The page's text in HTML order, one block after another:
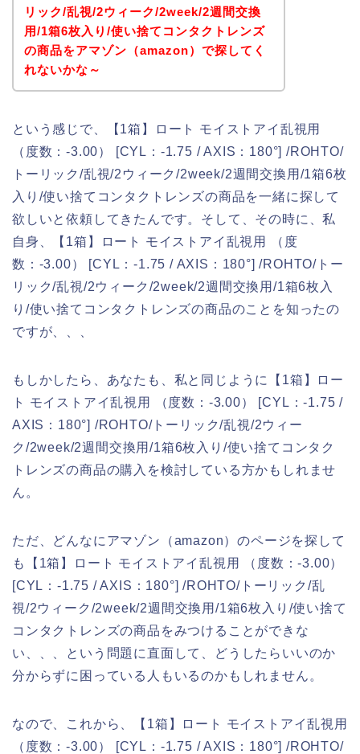
リック/乱視/2ウィーク/2week/2週間交換
用/1箱6枚入り/使い捨てコンタクトレンズ
の商品をアマゾン（amazon）で探してく
れないかな～
という感じで、【1箱】ロート モイストアイ乱視用
（度数：-3.00） [CYL：-1.75 / AXIS：180°] /ROHTO/
トーリック/乱視/2ウィーク/2week/2週間交換用/1箱6枚
入り/使い捨てコンタクトレンズの商品を一緒に探して
欲しいと依頼してきたんです。そして、その時に、私
自身、【1箱】ロート モイストアイ乱視用 （度
数：-3.00） [CYL：-1.75 / AXIS：180°] /ROHTO/トー
リック/乱視/2ウィーク/2week/2週間交換用/1箱6枚入
り/使い捨てコンタクトレンズの商品のことを知ったの
ですが、、、
もしかしたら、あなたも、私と同じように【1箱】ロー
ト モイストアイ乱視用 （度数：-3.00） [CYL：-1.75 /
AXIS：180°] /ROHTO/トーリック/乱視/2ウィー
ク/2week/2週間交換用/1箱6枚入り/使い捨てコンタク
トレンズの商品の購入を検討している方かもしれませ
ん。
ただ、どんなにアマゾン（amazon）のページを探して
も【1箱】ロート モイストアイ乱視用 （度数：-3.00）
[CYL：-1.75 / AXIS：180°] /ROHTO/トーリック/乱
視/2ウィーク/2week/2週間交換用/1箱6枚入り/使い捨て
コンタクトレンズの商品をみつけることができな
い、、、という問題に直面して、どうしたらいいのか
分からずに困っている人もいるのかもしれません。
なので、これから、【1箱】ロート モイストアイ乱視用
（度数：-3.00） [CYL：-1.75 / AXIS：180°] /ROHTO/